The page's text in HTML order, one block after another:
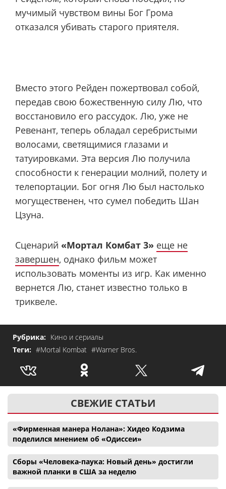
мучимый чувством вины Бог Грома
отказался убивать старого приятеля.
Вместо этого Рейден пожертвовал собой,
передав свою божественную силу Лю, что
восстановило его рассудок. Лю, уже не
Ревенант, теперь обладал серебристыми
волосами, светящимися глазами и
татуировками. Эта версия Лю получила
способности к генерации молний, ​​полету и
телепортации. Бог огня Лю был настолько
могущественен, что сумел победить Шан
Цзуна.
Сценарий «Мортал Комбат 3» еще не
завершен, однако фильм может
использовать моменты из игр. Как именно
вернется Лю, станет известно только в
триквеле.
Рубрика: Кино и сериалы
Теги: #Mortal Kombat #Warner Bros.
СВЕЖИЕ СТАТЬИ
«Фирменная манера Нолана»: Хидео Кодзима
поделился мнением об «Одиссеи»
Сборы «Человека-паука: Новый день» достигли
важной планки в США за неделю